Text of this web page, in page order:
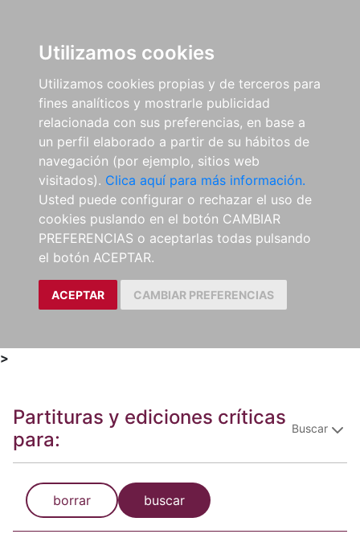
Utilizamos cookies
Utilizamos cookies propias y de terceros para
fines analíticos y mostrarle publicidad
relacionada con sus preferencias, en base a
un perfil elaborado a partir de su hábitos de
navegación (por ejemplo, sitios web
visitados). Clica aquí para más información.
Usted puede configurar o rechazar el uso de
cookies puslando en el botón CAMBIAR
PREFERENCIAS o aceptarlas todas pulsando
el botón ACEPTAR.
ACEPTAR CAMBIAR PREFERENCIAS
>
Partituras y ediciones críticas
para:
Buscar
borrar buscar